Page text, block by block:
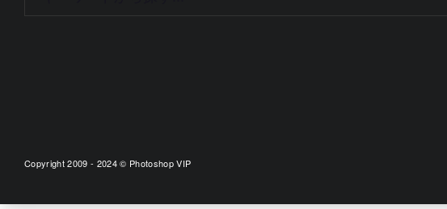
Copyright 2009 - 2024 © Photoshop VIP